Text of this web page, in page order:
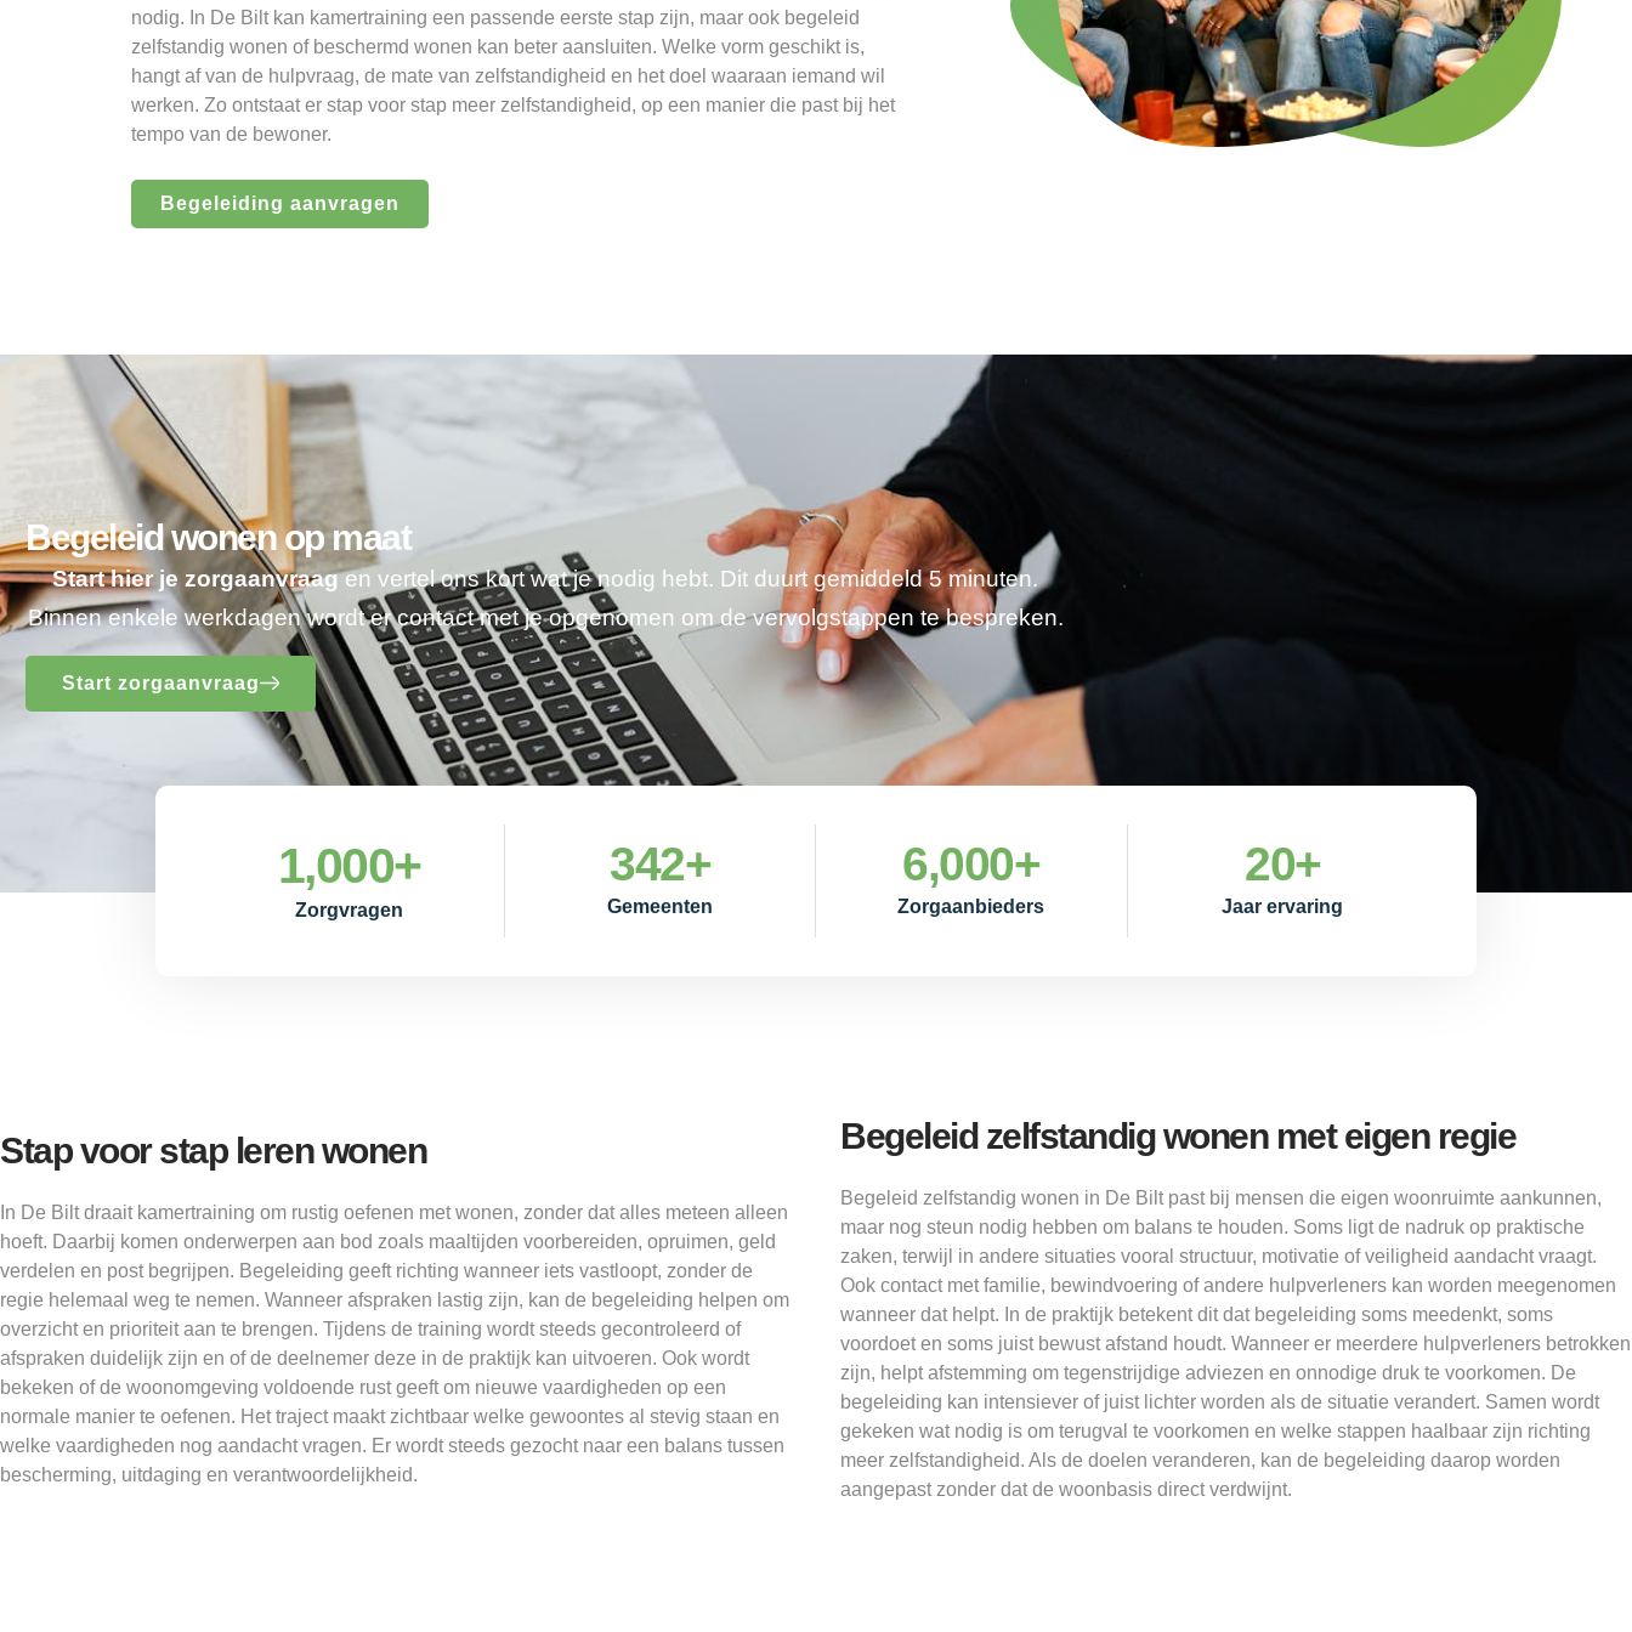
nodig. In De Bilt kan kamertraining een passende eerste stap zijn, maar ook begeleid
zelfstandig wonen of beschermd wonen kan beter aansluiten. Welke vorm geschikt is,
hangt af van de hulpvraag, de mate van zelfstandigheid en het doel waaraan iemand wil
werken. Zo ontstaat er stap voor stap meer zelfstandigheid, op een manier die past bij het
tempo van de bewoner.
Begeleiding aanvragen
Begeleid wonen op maat
Start hier je zorgaanvraagen vertel ons kort wat je nodig hebt. Dit duurt gemiddeld 5 minuten.
Binnen enkele werkdagen wordt er contact met je opgenomen om de vervolgstappen te bespreken.
Start zorgaanvraag
Zorgvragen
1,000+
Gemeenten
342+
Zorgaanbieders
6,000+
Jaar ervaring
20+
Stap voor stap leren wonen
In De Bilt draait kamertraining om rustig oefenen met wonen, zonder dat alles meteen alleen
hoeft. Daarbij komen onderwerpen aan bod zoals maaltijden voorbereiden, opruimen, geld
verdelen en post begrijpen. Begeleiding geeft richting wanneer iets vastloopt, zonder de
regie helemaal weg te nemen. Wanneer afspraken lastig zijn, kan de begeleiding helpen om
overzicht en prioriteit aan te brengen. Tijdens de training wordt steeds gecontroleerd of
afspraken duidelijk zijn en of de deelnemer deze in de praktijk kan uitvoeren. Ook wordt
bekeken of de woonomgeving voldoende rust geeft om nieuwe vaardigheden op een
normale manier te oefenen. Het traject maakt zichtbaar welke gewoontes al stevig staan en
welke vaardigheden nog aandacht vragen. Er wordt steeds gezocht naar een balans tussen
bescherming, uitdaging en verantwoordelijkheid.
Begeleid zelfstandig wonen met eigen regie
Begeleid zelfstandig wonen in De Bilt past bij mensen die eigen woonruimte aankunnen,
maar nog steun nodig hebben om balans te houden. Soms ligt de nadruk op praktische
zaken, terwijl in andere situaties vooral structuur, motivatie of veiligheid aandacht vraagt.
Ook contact met familie, bewindvoering of andere hulpverleners kan worden meegenomen
wanneer dat helpt. In de praktijk betekent dit dat begeleiding soms meedenkt, soms
voordoet en soms juist bewust afstand houdt. Wanneer er meerdere hulpverleners betrokken
zijn, helpt afstemming om tegenstrijdige adviezen en onnodige druk te voorkomen. De
begeleiding kan intensiever of juist lichter worden als de situatie verandert. Samen wordt
gekeken wat nodig is om terugval te voorkomen en welke stappen haalbaar zijn richting
meer zelfstandigheid. Als de doelen veranderen, kan de begeleiding daarop worden
aangepast zonder dat de woonbasis direct verdwijnt.